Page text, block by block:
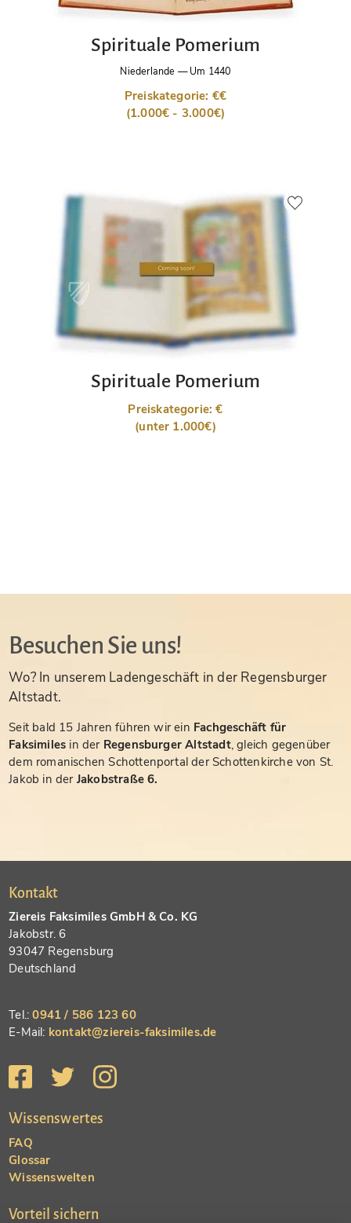
Spirituale Pomerium
Niederlande —Um 1440
Preiskategorie: €€
(1.000€ - 3.000€)
Spirituale Pomerium
Preiskategorie: €
(unter 1.000€)
Besuchen Sie uns!
Wo? In unserem Ladengeschäft in der Regensburger
Altstadt.
Seit bald 15 Jahren führen wir ein Fachgeschäft für
Faksimiles in der Regensburger Altstadt, gleich gegenüber
dem romanischen Schottenportal der Schottenkirche von St.
Jakob in der Jakobstraße 6.
Kontakt
Ziereis Faksimiles GmbH & Co. KG
Jakobstr. 6
93047 Regensburg
Deutschland
Tel.:0941 / 586 123 60
E-Mail: kontakt@ziereis-faksimiles.de
Wissenswertes
FAQ
Glossar
Wissenswelten
Vorteil sichern